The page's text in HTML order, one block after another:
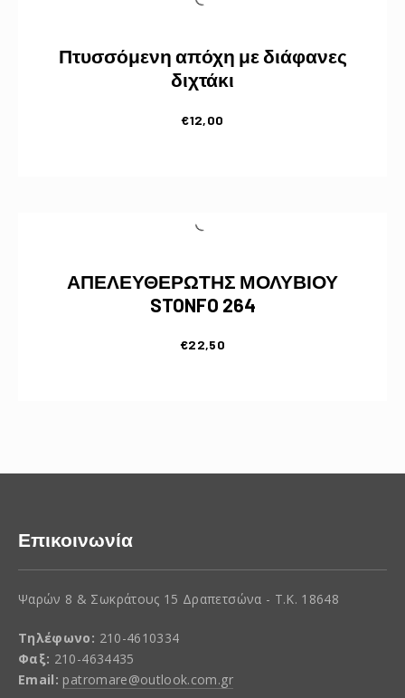
Πτυσσόμενη απόχη με διάφανες
διχτάκι
€12,00
ΑΠΕΛΕΥΘΕΡΩΤΗΣ ΜΟΛΥΒΙΟΥ
STONFO 264
€22,50
Επικοινωνία
Ψαρών 8 & Σωκράτους 15 Δραπετσώνα - Τ.Κ. 18648
Τηλέφωνο: 210-4610334
Φαξ: 210-4634435
Email: patromare@outlook.com.gr